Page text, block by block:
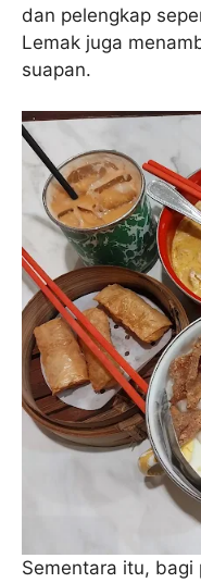
dan pelengkap
Lemak juga
suapan.
Sementara itu, bagi